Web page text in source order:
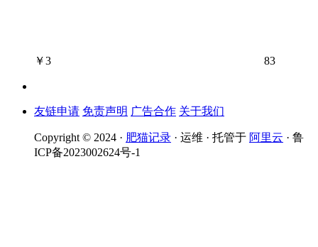
￥3 83
友链申请 免责声明 广告合作 关于我们
Copyright © 2024 · 肥猫记录 · 运维 · 托管于 阿里云 · 鲁
ICP备2023002624号-1